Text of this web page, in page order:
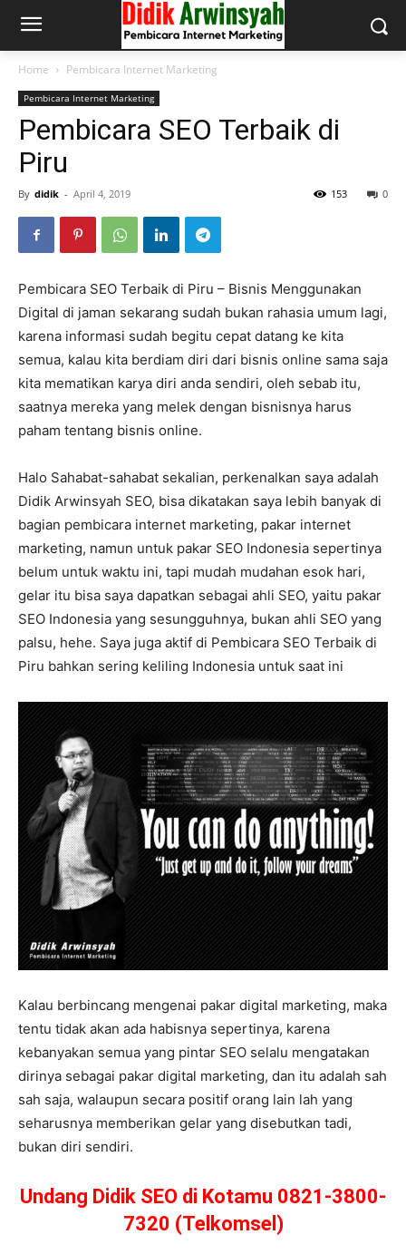
Home Pembicara Internet Marketing
Pembicara Internet Marketing
Pembicara SEO Terbaik di
Piru
By didik - April 4, 2019 0
153
Pembicara SEO Terbaik di Piru – Bisnis Menggunakan
Digital di jaman sekarang sudah bukan rahasia umum lagi,
karena informasi sudah begitu cepat datang ke kita
semua, kalau kita berdiam diri dari bisnis online sama saja
kita mematikan karya diri anda sendiri, oleh sebab itu,
saatnya mereka yang melek dengan bisnisnya harus
paham tentang bisnis online.
Halo Sahabat-sahabat sekalian, perkenalkan saya adalah
Didik Arwinsyah SEO, bisa dikatakan saya lebih banyak di
bagian pembicara internet marketing, pakar internet
marketing, namun untuk pakar SEO Indonesia sepertinya
belum untuk waktu ini, tapi mudah mudahan esok hari,
gelar itu bisa saya dapatkan sebagai ahli SEO, yaitu pakar
SEO Indonesia yang sesungguhnya, bukan ahli SEO yang
palsu, hehe. Saya juga aktif di Pembicara SEO Terbaik di
Piru bahkan sering keliling Indonesia untuk saat ini
Kalau berbincang mengenai pakar digital marketing, maka
tentu tidak akan ada habisnya sepertinya, karena
kebanyakan semua yang pintar SEO selalu mengatakan
dirinya sebagai pakar digital marketing, dan itu adalah sah
sah saja, walaupun secara positif orang lain lah yang
seharusnya memberikan gelar yang disebutkan tadi,
bukan diri sendiri.
Undang Didik SEO di Kotamu 0821-3800-
7320 (Telkomsel)